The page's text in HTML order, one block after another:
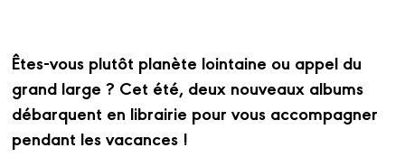
Êtes-vous plutôt planète lointaine ou appel du
grand large ? Cet été, deux nouveaux albums
débarquent en librairie pour vous accompagner
pendant les vacances !